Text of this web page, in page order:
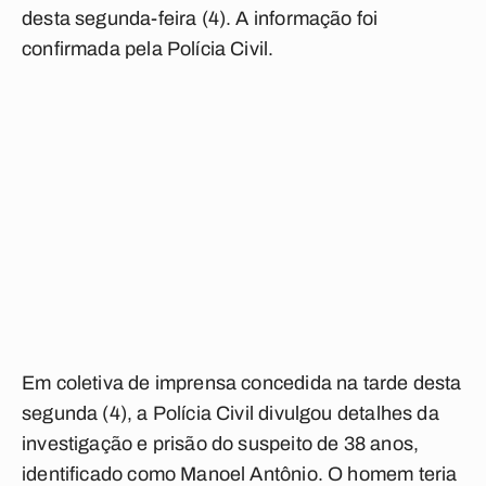
desta segunda-feira (4). A informação foi
confirmada pela Polícia Civil.
Em coletiva de imprensa concedida na tarde desta
segunda (4), a Polícia Civil divulgou detalhes da
investigação e prisão do suspeito de 38 anos,
identificado como Manoel Antônio. O homem teria